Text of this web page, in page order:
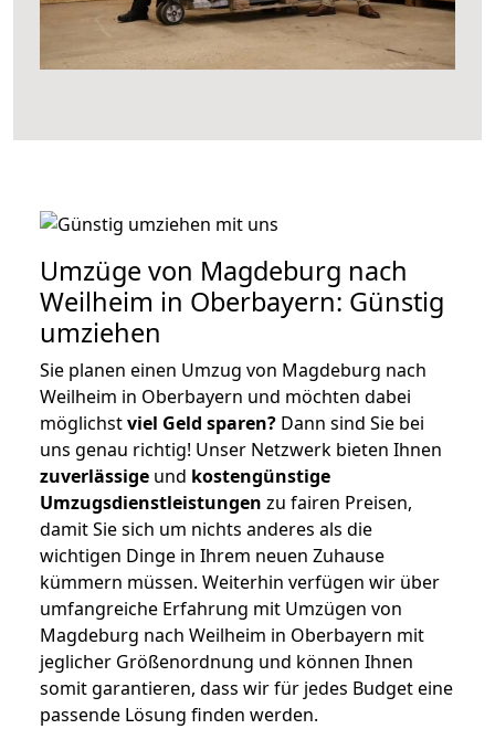
Umzüge von Magdeburg nach
Weilheim in Oberbayern: Günstig
umziehen
Sie planen einen Umzug von Magdeburg nach
Weilheim in Oberbayern und möchten dabei
möglichstviel Geld sparen? Dann sind Sie bei
uns genau richtig! Unser Netzwerk bieten Ihnen
zuverlässige und kostengünstige
Umzugsdienstleistungen zu fairen Preisen,
damit Sie sich um nichts anderes als die
wichtigen Dinge in Ihrem neuen Zuhause
kümmern müssen. Weiterhin verfügen wir über
umfangreiche Erfahrung mit Umzügen von
Magdeburg nach Weilheim in Oberbayern mit
jeglicher Größenordnung und können Ihnen
somit garantieren, dass wir für jedes Budget eine
passende Lösung finden werden.